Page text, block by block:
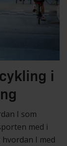
i
I som
med i
I med